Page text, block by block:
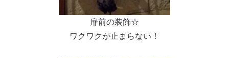
扉前の装飾☆
ワクワクが止まらない！